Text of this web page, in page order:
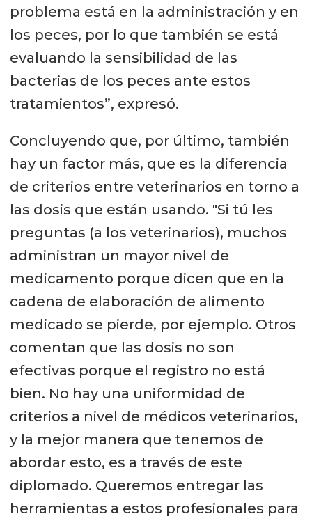
problema está en la administración y en
los peces, por lo que también se está
evaluando la sensibilidad de las
bacterias de los peces ante estos
tratamientos”, expresó.
Concluyendo que, por último, también
hay un factor más, que es la diferencia
de criterios entre veterinarios en torno a
las dosis que están usando. "Si tú les
preguntas (a los veterinarios), muchos
administran un mayor nivel de
medicamento porque dicen que en la
cadena de elaboración de alimento
medicado se pierde, por ejemplo. Otros
comentan que las dosis no son
efectivas porque el registro no está
bien. No hay una uniformidad de
criterios a nivel de médicos veterinarios,
y la mejor manera que tenemos de
abordar esto, es a través de este
diplomado. Queremos entregar las
herramientas a estos profesionales para